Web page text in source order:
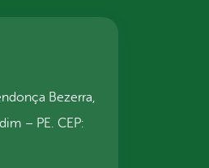
Bezerra,
– PE. CEP: